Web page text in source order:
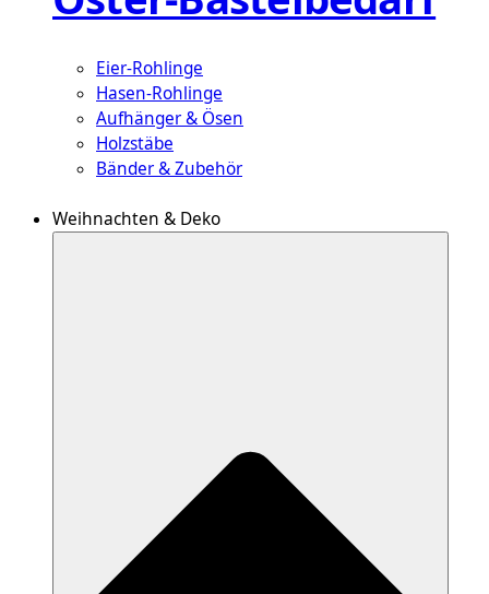
Eier-Rohlinge
Hasen-Rohlinge
Aufhänger & Ösen
Holzstäbe
Bänder & Zubehör
Weihnachten & Deko